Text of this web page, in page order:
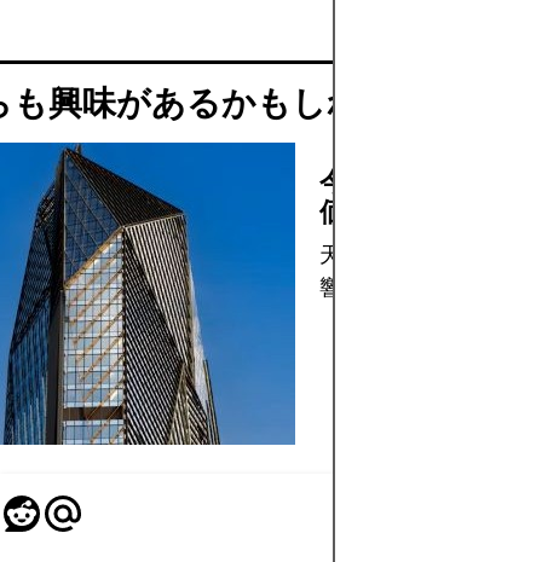
興味があるかもしれません
今日の主な天然
価格の要因
天然ガス価格に世界
響を与えるものを理